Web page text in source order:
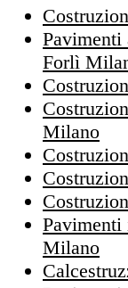
Pavimenti
Forlì
Milano
Pavimenti
Milano